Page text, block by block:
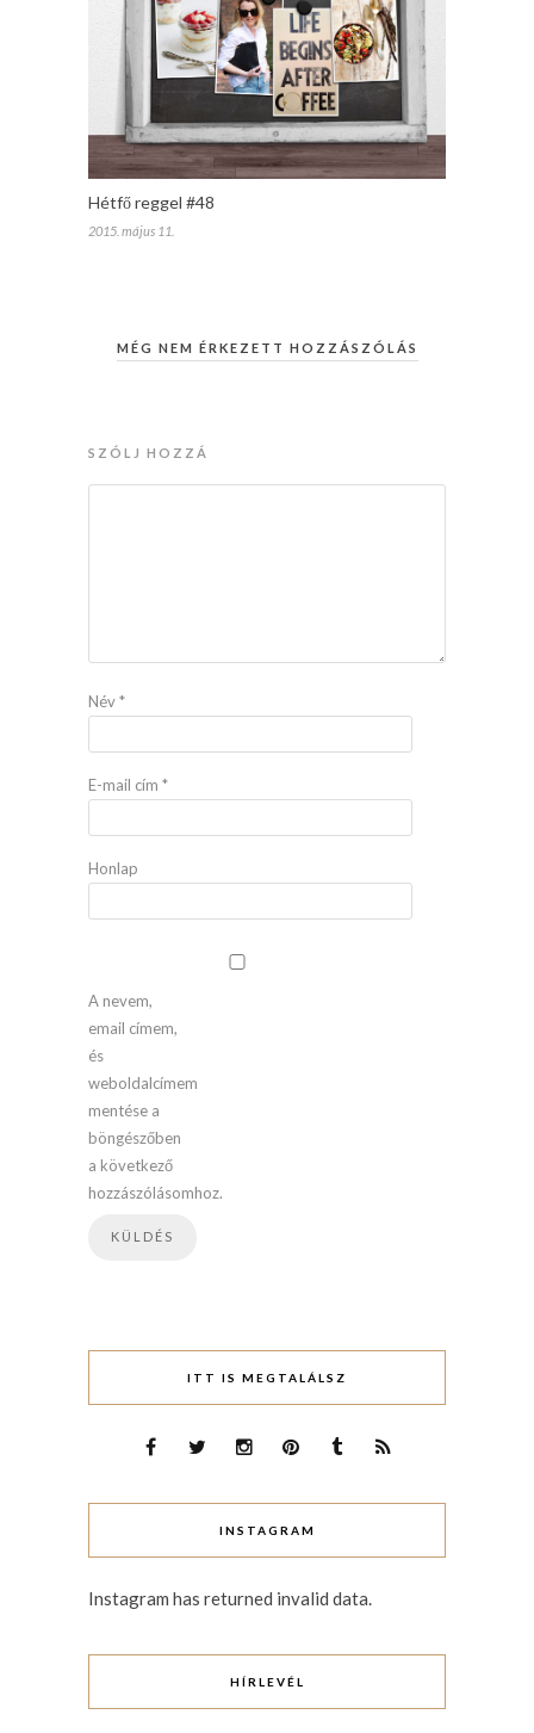
Hétfő reggel #48
2015. május 11.
MÉG NEM ÉRKEZETT HOZZÁSZÓLÁS
SZÓLJ HOZZÁ
Név*
E-mail cím *
Honlap
A nevem,
email címem,
és
weboldalcímem
mentése a
böngészőben
a következő
hozzászólásomhoz.
ITT IS MEGTALÁLSZ
INSTAGRAM
Instagram has returned invalid data.
HÍRLEVÉL